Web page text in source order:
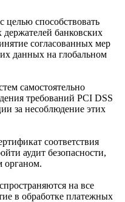
целью способствовать
банковских
согласованных мер
данных на глобальном
самостоятельно
требований PCI DSS
за несоблюдение этих
соответствия
аудит безопасности,
органом.
на все
в обработке платежных